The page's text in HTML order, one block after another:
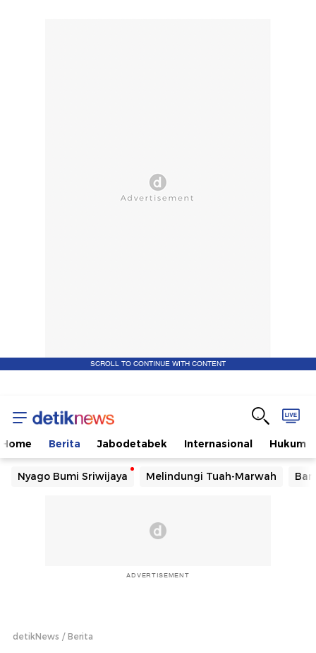
SCROLL TO CONTINUE WITH CONTENT
Home Berita Jabodetabek Internasional Hukum
Nyago Bumi Sriwijaya Melindungi Tuah-Marwah
ADVERTISEMENT
detikNews Berita